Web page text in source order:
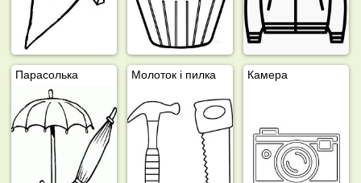
Парасолька Молоток і пилка Камера